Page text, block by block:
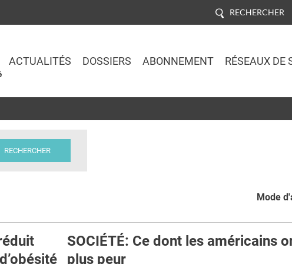
RECHERCHER
ACTUALITÉS DOSSIERS ABONNEMENT RÉSEAUX DE
Mode
SOCIÉTÉ: Ce dont les américains
plus peur